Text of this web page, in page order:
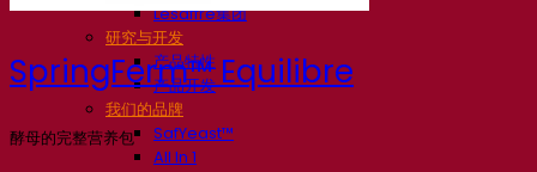
Lesaffre集团
研究与开发
产品特性
产品开发
我们的品牌
SafYeast™
All In 1
SpringFerm™ Equilibre
酵母的完整营养包